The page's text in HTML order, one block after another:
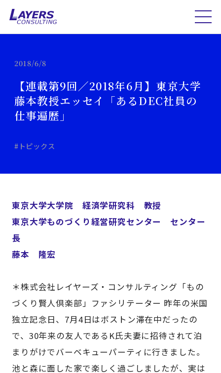
2018/6/8
【連載第9回／2018年6月】東京大学
藤本教授エッセイ「あるDEC社員の
仕事遍歴」
#トピックス
東京大学大学院 経済学研究科 教授
東京大学ものづくり経営研究センター センター
長
藤本 隆宏
＊株式会社レイヤーズ・コンサルティング「もの
づくり賢人倶楽部」ファシリテーター 昨年の米国
独立記念日、7月4日はボストン滞在中だったの
で、30年来の友人であるK氏夫妻に招待されて泊
まりがけでバーベキューパーティに行きました。
池と森に面した家で楽しく過ごしましたが、実は